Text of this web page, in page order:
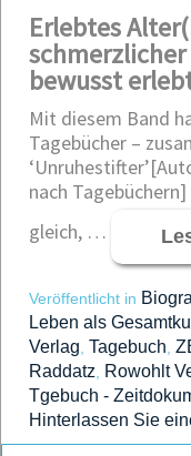
Erlebtes
bewusst
Mit diesem Band
Tagebücher –
nach
gleich, …
Veröffentlicht in
Leben als
Verlag Tagebuch
Raddatz
Rowohlt
Tgebuch -
Hinterlassen Sie